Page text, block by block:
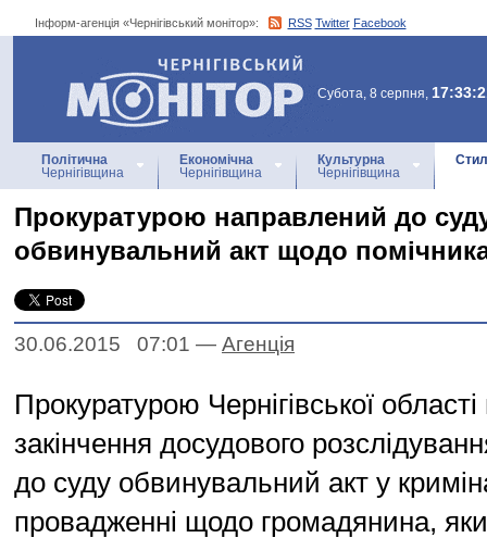
Інформ-агенція «Чернігівський монітор»: RSS Twitter Facebook
Інформ-агенція
«Чернігівський монітор»
Субота, 8 серпня,
Політична
Чернігівщина
Економічна
Чернігівщина
Культурна
Чернігівщина
Прокуратурою направлений до
обвинувальний акт щодо
30.06.2015 07:01 — Агенцiя
Прокуратурою Чернігівської області
закінчення досудового
до суду обвинувальний акт у
провадженні щодо громадянина,